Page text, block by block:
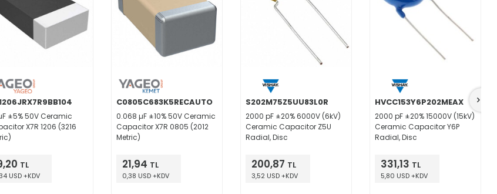
±5% 50V Ceramic
X7R 1206 (3216
TL
USD +KDV
C0805C683K5RECAUTO
0.068 µF ±10% 50V Ceramic
Capacitor X7R 0805 (2012
Metric)
21,94 TL
0,38 USD +KDV
S202M75Z5UU83L0R
2000 pF ±20% 6000V (6kV)
Ceramic Capacitor Z5U
Radial, Disc
200,87 TL
3,52 USD +KDV
HVCC153Y6P202MEAX
2000 pF ±20% 15000V (15kV)
Ceramic Capacitor Y6P
Radial, Disc
331,13 TL
5,80 USD +KDV